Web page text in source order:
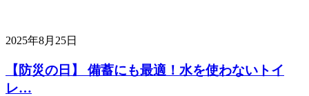
2025年8月25日
【防災の日】 備蓄にも最適！水を使わないトイ
レ…